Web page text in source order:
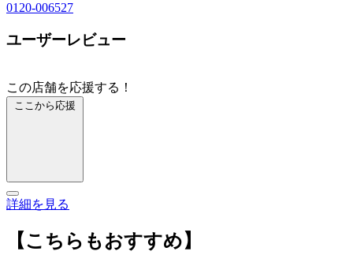
0120-006527
ユーザーレビュー
この店舗を応援する！
ここから応援
詳細を見る
【こちらもおすすめ】